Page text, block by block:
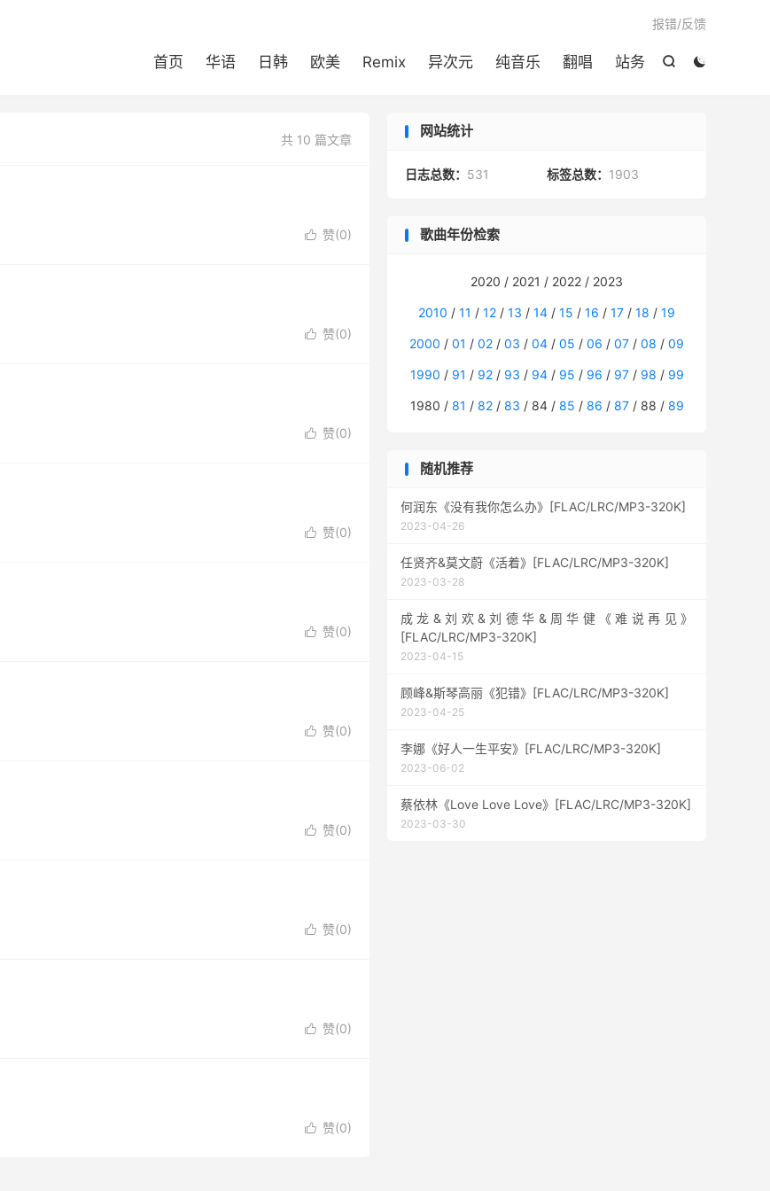


首页 华语 日韩 欧美 Remix 异次元 纯音乐 翻唱 站务
报错/反馈
共 10 篇文章
 赞(0)
 赞(0)
 赞(0)
 赞(0)
 赞(0)
 赞(0)
 赞(0)
 赞(0)
 赞(0)
 赞(0)
网站统计
日志总数： 531 标签总数： 1903
歌曲年份检索
2020 / 2021 / 2022 / 2023
2010 / 11 / 12 / 13 / 14 / 15 / 16 / 17 / 18 / 19
2000 / 01 / 02 / 03 / 04 / 05 / 06 / 07 / 08 / 09
1990 / 91 / 92/ 93 / 94/ 95 / 96 / 97/ 98 / 99
1980 / 81 / 82/ 83 / 84 / 85 / 86 / 87/ 88 / 89
随机推荐
何润东《没有我你怎么办》[FLAC/LRC/MP3-320K]
2023-04-26
任贤齐&莫文蔚《活着》[FLAC/LRC/MP3-320K]
2023-03-28
成龙&刘欢&刘德华&周华健《难说再见》
[FLAC/LRC/MP3-320K]
2023-04-15
顾峰&斯琴高丽《犯错》[FLAC/LRC/MP3-320K]
2023-04-25
李娜《好人一生平安》[FLAC/LRC/MP3-320K]
2023-06-02
蔡依林《Love Love Love》[FLAC/LRC/MP3-320K]
2023-03-30